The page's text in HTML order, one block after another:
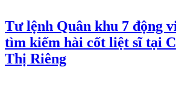
Tư lệnh Quân khu 7 động
tìm kiếm hài cốt liệt sĩ tại
Thị Riêng